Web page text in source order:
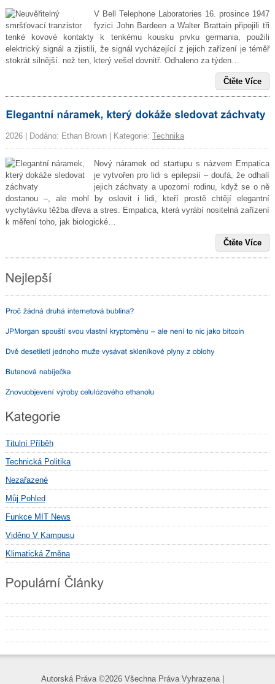
V Bell Telephone Laboratories 16. prosince 1947
fyzici John Bardeen a Walter Brattain připojili tři
tenké kovové kontakty k tenkému kousku prvku germania, použili
elektrický signál a zjistili, že signál vycházející z jejich zařízení je téměř
stokrát silnější. než ten, který vešel dovnitř. Odhaleno za týden…
Čtěte Více
2026 | Dodáno: Ethan Brown | Kategorie: Technika
Nový náramek od startupu s názvem Empatica
je vytvořen pro lidi s epilepsií – doufá, že odhalí
jejich záchvaty a upozorní rodinu, když se o ně
dostanou –, ale mohl by oslovit i lidi, kteří prostě chtějí elegantní
vychytávku těžba dřeva a stres. Empatica, která vyrábí nositelná zařízení
k měření toho, jak biologické…
Čtěte Více
Titulní Příběh
Technická Politika
Nezařazené
Můj Pohled
Funkce MIT News
Viděno V Kampusu
Klimatická Změna
Autorská Práva ©2026 Všechna Práva Vyhrazena |